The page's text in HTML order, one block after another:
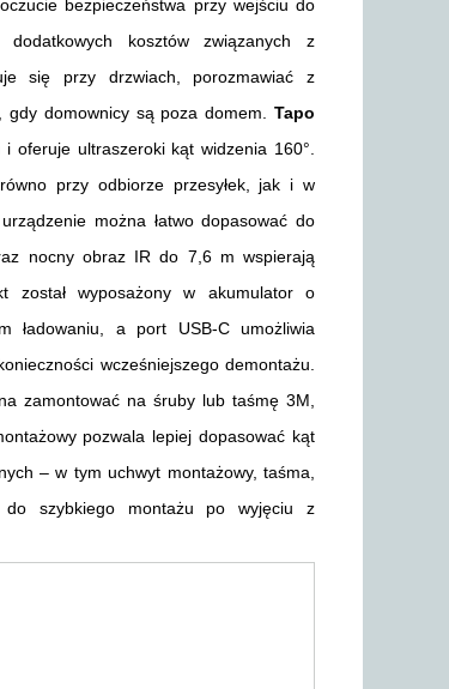
bezpieczeństwa przy wejściu do
kosztów związanych z
się przy drzwiach, porozmawiać z
domownicy są poza domem. Tapo
oferuje ultraszeroki kąt widzenia 160°.
przy odbiorze przesyłek, jak i w
można łatwo dopasować do
nocny obraz IR do 7,6 m wspierają
został wyposażony w akumulator o
a port USB-C umożliwia
wcześniejszego demontażu.
zamontować na śruby lub taśmę 3M,
pozwala lepiej dopasować kąt
– w tym uchwyt montażowy, taśma,
szybkiego montażu po wyjęciu z